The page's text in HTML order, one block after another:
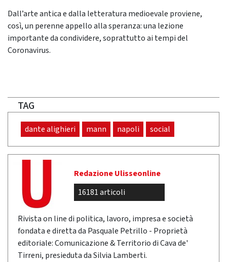
Dall’arte antica e dalla letteratura medioevale proviene,
così, un perenne appello alla speranza: una lezione
importante da condividere, soprattutto ai tempi del
Coronavirus.
TAG
dante alighieri mann napoli social
Redazione Ulisseonline
16181 articoli
Rivista on line di politica, lavoro, impresa e società
fondata e diretta da Pasquale Petrillo - Proprietà
editoriale: Comunicazione & Territorio di Cava de'
Tirreni, presieduta da Silvia Lamberti.